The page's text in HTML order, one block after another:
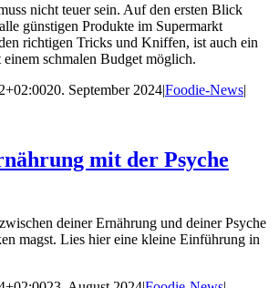
nicht teuer sein. Auf den ersten Blick
günstigen Produkte im Supermarkt
richtigen Tricks und Kniffen, ist auch ein
schmalen Budget möglich.
20. September 2024|Foodie-News|
mit der Psyche
deiner Ernährung und deiner Psyche
magst. Lies hier eine kleine Einführung in